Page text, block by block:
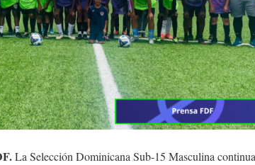
La Selección Dominicana Sub-15 Masculina